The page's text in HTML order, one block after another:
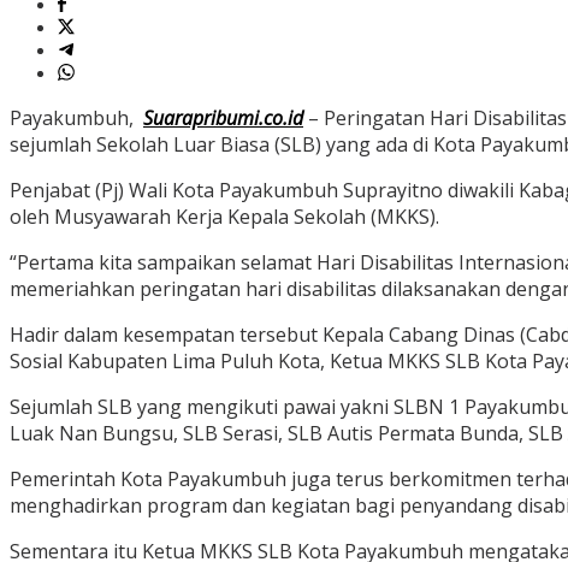
Payakumbuh, Suarapribumi.co.id– Peringatan Hari
sejumlah Sekolah Luar Biasa (SLB) yang ada di Kota
Penjabat (Pj) Wali Kota Payakumbuh Suprayitno diwakili
oleh Musyawarah Kerja Kepala Sekolah (MKKS).
“Pertama kita sampaikan selamat Hari Disabilitas
memeriahkan peringatan hari disabilitas dilaksanakan
Hadir dalam kesempatan tersebut Kepala Cabang Dinas
Sosial Kabupaten Lima Puluh Kota, Ketua MKKS SLB Kota
Sejumlah SLB yang mengikuti pawai yakni SLBN 1
Luak Nan Bungsu, SLB Serasi, SLB Autis Permata Bunda,
Pemerintah Kota Payakumbuh juga terus berkomitmen
menghadirkan program dan kegiatan bagi penyandang
Sementara itu Ketua MKKS SLB Kota Payakumbuh